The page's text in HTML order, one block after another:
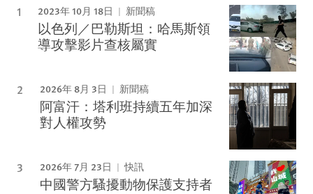
2023年 10月 18日 新聞稿
以色列／巴勒斯坦：哈馬斯領
導攻擊影片查核屬實
2026年 8月 3日 新聞稿
阿富汗：塔利班持續五年加深
對人權攻勢
2026年 7月 23日 快訊
中國警方騷擾動物保護支持者